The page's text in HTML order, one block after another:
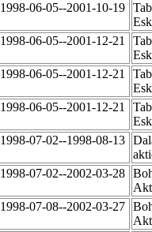
1998-06-05--2001-10-19
1998-06-05--2001-12-21
1998-06-05--2001-12-21
1998-06-05--2001-12-21
1998-07-02--1998-08-13
1998-07-02--2002-03-28
1998-07-08--2002-03-27